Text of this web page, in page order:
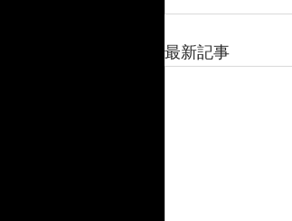
最新記事